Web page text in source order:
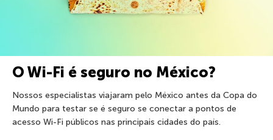
O Wi-Fi é seguro no México?
Nossos especialistas viajaram pelo México antes da Copa do
Mundo para testar se é seguro se conectar a pontos de
acesso Wi-Fi públicos nas principais cidades do país.